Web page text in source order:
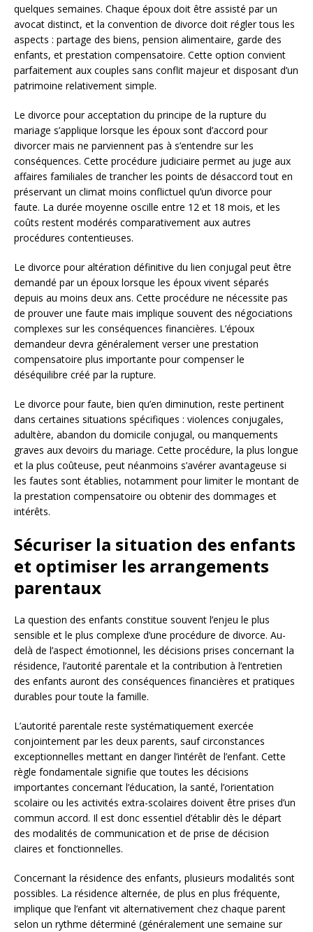
quelques semaines. Chaque époux doit être assisté par un
avocat distinct, et la convention de divorce doit régler tous les
aspects : partage des biens, pension alimentaire, garde des
enfants, et prestation compensatoire. Cette option convient
parfaitement aux couples sans conflit majeur et disposant d’un
patrimoine relativement simple.
Le divorce pour acceptation du principe de la rupture du
mariage s’applique lorsque les époux sont d’accord pour
divorcer mais ne parviennent pas à s’entendre sur les
conséquences. Cette procédure judiciaire permet au juge aux
affaires familiales de trancher les points de désaccord tout en
préservant un climat moins conflictuel qu’un divorce pour
faute. La durée moyenne oscille entre 12 et 18 mois, et les
coûts restent modérés comparativement aux autres
procédures contentieuses.
Le divorce pour altération définitive du lien conjugal peut être
demandé par un époux lorsque les époux vivent séparés
depuis au moins deux ans. Cette procédure ne nécessite pas
de prouver une faute mais implique souvent des négociations
complexes sur les conséquences financières. L’époux
demandeur devra généralement verser une prestation
compensatoire plus importante pour compenser le
déséquilibre créé par la rupture.
Le divorce pour faute, bien qu’en diminution, reste pertinent
dans certaines situations spécifiques : violences conjugales,
adultère, abandon du domicile conjugal, ou manquements
graves aux devoirs du mariage. Cette procédure, la plus longue
et la plus coûteuse, peut néanmoins s’avérer avantageuse si
les fautes sont établies, notamment pour limiter le montant de
la prestation compensatoire ou obtenir des dommages et
intérêts.
Sécuriser la situation des enfants
et optimiser les arrangements
parentaux
La question des enfants constitue souvent l’enjeu le plus
sensible et le plus complexe d’une procédure de divorce. Au-
delà de l’aspect émotionnel, les décisions prises concernant la
résidence, l’autorité parentale et la contribution à l’entretien
des enfants auront des conséquences financières et pratiques
durables pour toute la famille.
L’autorité parentale reste systématiquement exercée
conjointement par les deux parents, sauf circonstances
exceptionnelles mettant en danger l’intérêt de l’enfant. Cette
règle fondamentale signifie que toutes les décisions
importantes concernant l’éducation, la santé, l’orientation
scolaire ou les activités extra-scolaires doivent être prises d’un
commun accord. Il est donc essentiel d’établir dès le départ
des modalités de communication et de prise de décision
claires et fonctionnelles.
Concernant la résidence des enfants, plusieurs modalités sont
possibles. La résidence alternée, de plus en plus fréquente,
implique que l’enfant vit alternativement chez chaque parent
selon un rythme déterminé (généralement une semaine sur